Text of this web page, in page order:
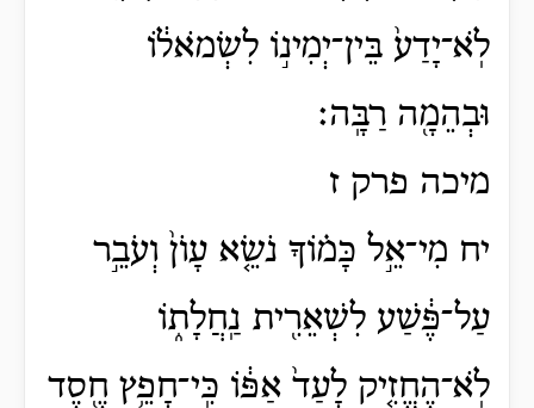
לֹֽא־יָדַע֙ בֵּין־יְמִינ֣וֹ לִשְׂמֹאל֔וֹ
וּבְהֵמָ֖ה רַבָּֽה׃
מיכה פרק ז
יח מִי־אֵ֣ל כָּמ֗וֹךָ נֹשֵׂ֤א עָוֺן֙ וְעֹבֵ֣ר
עַל־פֶּ֔שַׁע לִשְׁאֵרִ֖ית נַֽחֲלָת֑וֹ
לֹֽא־הֶחֱזִ֤יק לָעַד֙ אַפּ֔וֹ כִּֽי־חָפֵ֥ץ חֶ֖סֶד